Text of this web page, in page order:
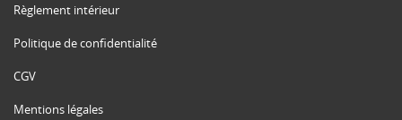
Règlement intérieur
Politique de confidentialité
CGV
Mentions légales